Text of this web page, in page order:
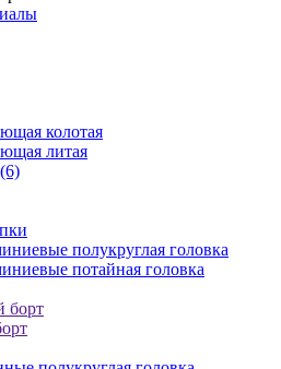
колотая
литая
полукруглая головка
потайная головка
борт